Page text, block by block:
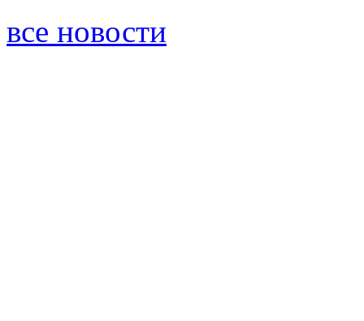
все новости